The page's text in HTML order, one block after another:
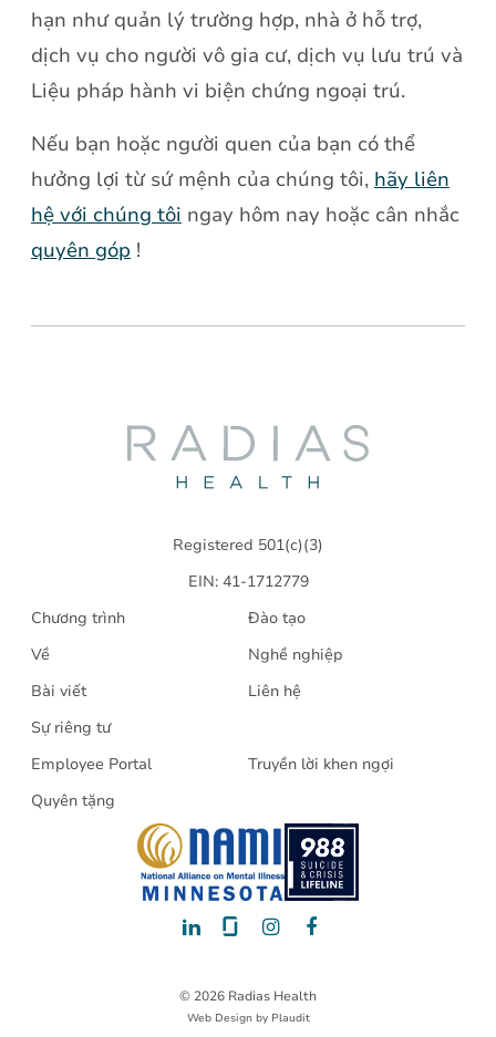
hạn như quản lý trường hợp, nhà ở hỗ trợ,
dịch vụ cho người vô gia cư, dịch vụ lưu trú và
Liệu pháp hành vi biện chứng ngoại trú.
Nếu bạn hoặc người quen của bạn có thể
hưởng lợi từ sứ mệnh của chúng tôi, hãy liên
hệ với chúng tôi ngay hôm nay hoặc cân nhắc
quyên góp !
Registered 501(c)(3)
EIN: 41-1712779
Chương trình
Đào tạo
Về
Nghề nghiệp
Bài viết
Liên hệ
Sự riêng tư
Employee Portal
Truyền lời khen ngợi
Quyên tặng
© 2026 Radias Health
Web Designby Plaudit